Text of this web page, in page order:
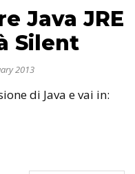
Java JRE
Silent
2013
di Java e vai in: